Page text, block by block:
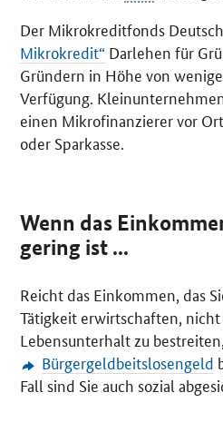
Der Mikrokreditfonds
Mikrokredit“ Darlehen für
Gründern in Höhe von
Verfügung.
einen Mikrofinanzierer vor
oder Sparkasse.
Wenn das
gering ist ...
Reicht das Einkommen, das
Tätigkeit erwirtschaften,
Lebensunterhalt zu
Bürgergeldbeitslosengeld
Fall sind Sie auch sozial